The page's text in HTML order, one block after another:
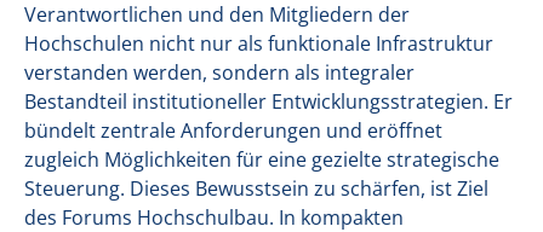
Verantwortlichen und den Mitgliedern der
Hochschulen nicht nur als funktionale Infrastruktur
verstanden werden, sondern als integraler
Bestandteil institutioneller Entwicklungsstrategien. Er
bündelt zentrale Anforderungen und eröffnet
zugleich Möglichkeiten für eine gezielte strategische
Steuerung. Dieses Bewusstsein zu schärfen, ist Ziel
des Forums Hochschulbau. In kompakten